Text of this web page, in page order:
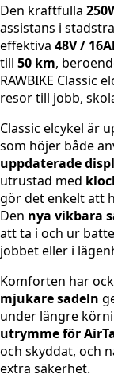
Den kraftfulla
assistans i
effektiva 48V /
till 50 km,
RAWBIKE
resor till jobb,
Classic elcykel är
som höjer både
uppdaterade
utrustad med
gör det enkelt att
Den nya vikbara
att ta i och ur
jobbet eller i
Komforten har
mjukare sadeln
under längre
utrymme för
och skyddat, och
extra säkerhet.